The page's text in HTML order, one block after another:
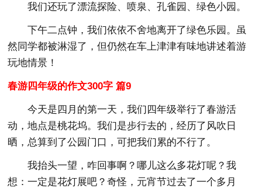
我们还玩了漂流探险、喷泉、孔雀园、绿色小园。
下午二点钟，我们依依不舍地离开了绿色乐园。虽
然同学都被淋湿了，但仍然在车上津津有味地讲述着游
玩地情景！
春游四年级的作文300字 篇9
今天是四月的第一天，我们四年级举行了春游活
动，地点是桃花坞。我们是步行去的，经历了风吹日
晒，总算到了公园门口，可把我们累的不行了。
我抬头一望，咋回事啊？哪儿这么多花灯呢？我
想：一定是花灯展吧？奇怪，元宵节过去了一个多月